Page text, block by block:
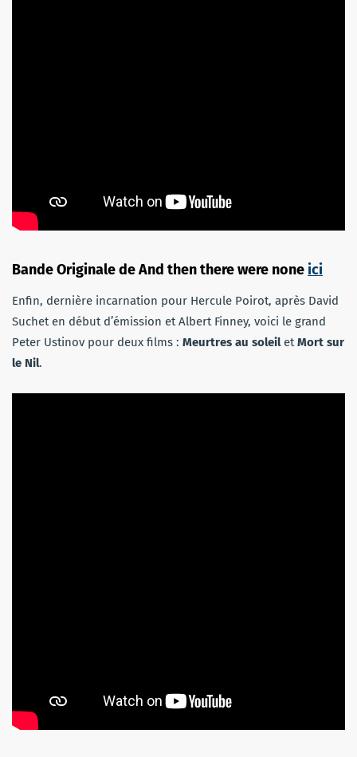
Bande Originale de And then there were noneici
Enfin, dernière incarnation pour Hercule Poirot, après David
Suchet en début d’émission et Albert Finney, voici le grand
Peter Ustinov pour deux films : Meurtres au soleiletMort sur
le Nil.